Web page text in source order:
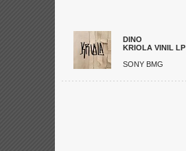
DINO
KRIOLA VINIL LP
SONY BMG